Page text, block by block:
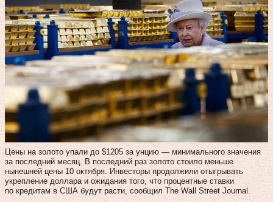
Цены на золото упали до $1205 за унцию — минимального значения
за последний месяц. В последний раз золото стоило меньше
нынешней цены 10 октября. Инвесторы продолжили отыгрывать
укрепление доллара и ожидания того, что процентные ставки
по кредитам в США будут расти, сообщил The Wall Street Journal.